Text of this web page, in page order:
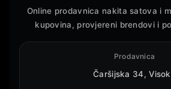
Online prodavnica nakita satova i
kupovina, provjereni brendovi i
Prodavnica
Čaršijska 34,